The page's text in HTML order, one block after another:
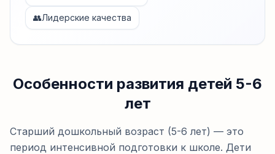
👥Лидерские качества
Особенности развития детей 5-6
лет
Старший дошкольный возраст (5-6 лет) — это
период интенсивной подготовки к школе. Дети